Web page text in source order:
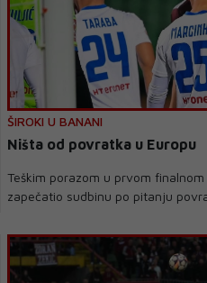
ŠIROKI U BANANI
Ništa od povratka u Europu
Teškim porazom u prvom
zapečatio sudbinu po pitanju